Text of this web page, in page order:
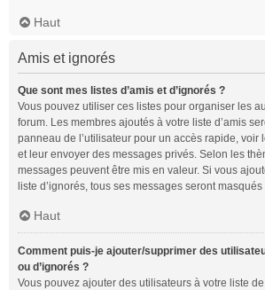
Haut
Amis et ignorés
Que sont mes listes d’amis et d’ignorés ?
Vous pouvez utiliser ces listes pour organiser les
forum. Les membres ajoutés à votre liste d’amis
panneau de l’utilisateur pour un accès rapide, voir
et leur envoyer des messages privés. Selon les
messages peuvent être mis en valeur. Si vous
liste d’ignorés, tous ses messages seront
Haut
Comment puis-je ajouter/supprimer des
ou d’ignorés ?
Vous pouvez ajouter des utilisateurs à votre liste